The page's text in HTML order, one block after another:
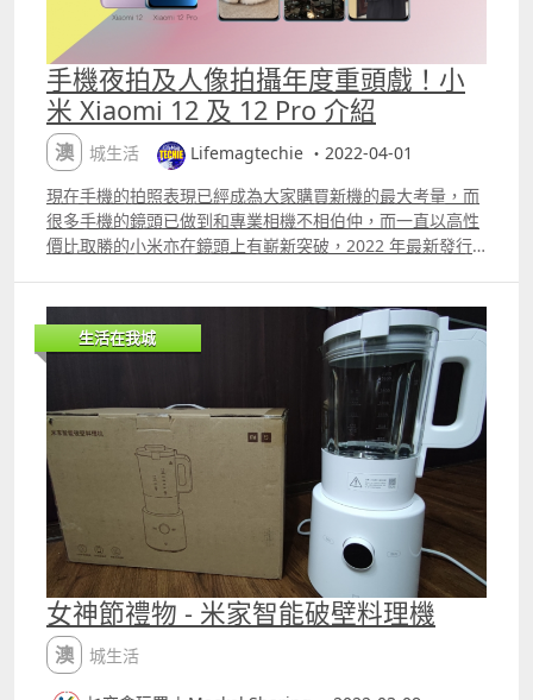
手機夜拍及人像拍攝年度重頭戲！小
米 Xiaomi 12 及 12 Pro 介紹
澳城生活
Lifemagtechie ・2022-04-01
現在手機的拍照表現已經成為大家購買新機的最大考量，而
很多手機的鏡頭已做到和專業相機不相伯仲，而一直以高性
價比取勝的小米亦在鏡頭上有嶄新突破，2022 年最新發行
及低光的夜景拍攝都有非常強的表現效果。小編今次就著重
測試 Xiaomi 12 及 Xiaomi 12 Pro 的攝影功能，一起來看看
Xiaomi 12 系列的主鏡頭做到自動變焦及OIS光學防手震效
果。在夜拍時捕捉增加 120% 的光線，在光線不足的情況下
亦可以拍出細節位，更可將焦點快速集中在主體上。同時AI
人像模式可以準確識別人臉輪廓同髮絲等邊緣位，從而做出
優勢嘅景深效果，突出人像。 相片左下為所使用機型 近距
離影燈光不會有燈光散開的問題，燈飾呈現的真實度很高！
照片顏色鮮豔吸睛，人像模式更可以即時調教美顏效果，修
飾皮膚之餘還很顯氣色。 人像模式的景深效果很自然地融
合，更能突出主體，大大提升照片質感。 在任何角度都能拍
大片！ 小米 Xiaomi 12 Pro 主鏡頭更用上IMX707
11.28rdquo;超大感光元件，加上3個鏡頭都是5000萬像
素，無論點影，拍攝效果都非常融和，直出色彩自然之餘細
節亦清晰。 在陰天及大霧的情況下，人像照片依然光線十
生活在我城
女神節禮物 - 米家智能破壁料理機
澳城生活